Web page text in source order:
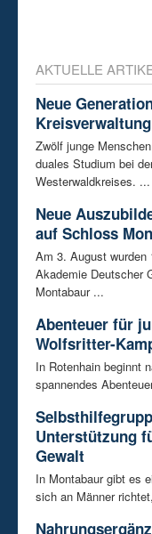
AKTUELLE
Neue
Zwölf junge
duales Studium bei
Westerwaldkreises. ...
Neue
auf Schloss
Am 3. August wurden
Akademie Deutscher
Montabaur ...
Abenteuer für
Wolfsritter-
In Rotenhain beginnt
spannendes
Unterstützung
Gewalt
In Montabaur gibt es
sich an Männer